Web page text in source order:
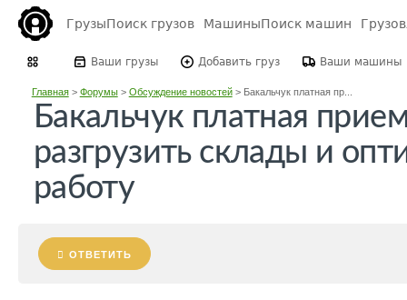
ГрузыПоиск грузов МашиныПоиск машин
Ваши грузы Добавить груз Ваши машины
Главная> Форумы> Обсуждение новостей> Бакальчук платная пр...
Бакальчук платная
разгрузить склады и
работу
ОТВЕТИТЬ